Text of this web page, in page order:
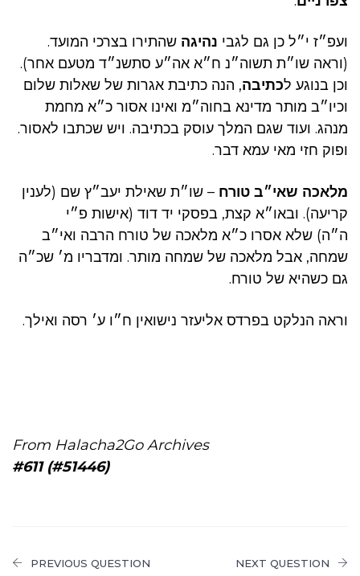
ועפ״ז י״ל כן גם לגבי נהיגה שהתירו בצרכי המועד.
(וראה שו״ת תשוה״נ ח״א אה״ע סתשנ״ד מטעם אחר).
וכן בנוגע לכתיבה, הנה כתיבת אגרות של שאלות שלום
וכיו״ב מותר מדינא בחוה״מ ואינו אסור כ״א מחמת
מנהג. ועוד שגם המלך עוסק בכתיבה. ויש שכתבו לאסור.
ופוק חזי מאי עמא דבר.
מלאכה שאי״ב טורח – שו״ת שאילת יעב״ץ שם (לענין
קריעה). ובאו״א קצת, בפסקי יד דוד (אישות פ״י
ה״ה) שלא אסרו כ״א מלאכה של טורח הרבה ואי״ב
שמחה, אבל מלאכה של שמחה מותר. ומדבריו מ׳ שכ״ה
גם כשהיא של טורח.
וראה הנלקט בפרדס אליעזר נישואין ח״ו ע׳ רסה ואילך.
From Halacha2Go Archives
#611 (#51446)
PREVIOUS QUESTION NEXT QUESTION